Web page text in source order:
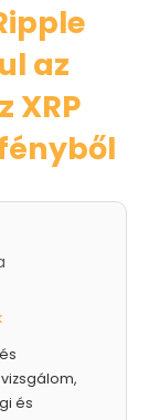
az
XRP
és